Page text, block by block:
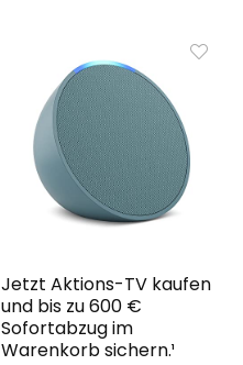
Jetzt Aktions-TV kaufen
und bis zu 600 €
Sofortabzug im
Warenkorb sichern.¹